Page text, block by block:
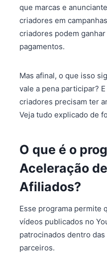
que marcas e
criadores em
criadores podem
pagamentos.
Mas afinal, o que isso
vale a pena participar?
criadores precisam ter
Veja tudo explicado de
O que é o
Aceleração
Afiliados?
Esse programa permite
vídeos publicados no
patrocinados dentro
parceiros.